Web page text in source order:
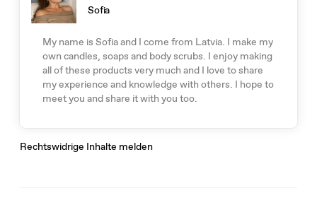
Sofia
My name is Sofia and I come from Latvia. I make my
own candles, soaps and body scrubs. I enjoy making
all of these products very much and I love to share
my experience and knowledge with others. I hope to
meet you and share it with you too.
Rechtswidrige Inhalte melden